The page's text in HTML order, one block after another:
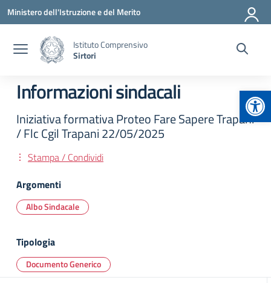
Vai ai contenuti
Vai al menu di navigazione
Vai al footer
Ministero dell'Istruzione e del Merito
Istituto Comprensivo
Sirtori
Informazioni sindacali
Iniziativa formativa Proteo Fare Sapere Trapani
/ Flc Cgil Trapani 22/05/2025
Stampa / Condividi
Argomenti
Albo Sindacale
Tipologia
Documento Generico